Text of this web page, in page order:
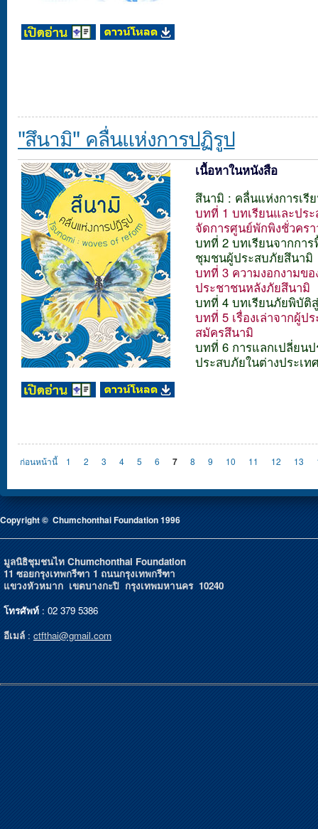
"สึนามิ" คลื่นแห่งการปฏิรูป
เนื้อหาในหนังสือ
สึนามิ : คลื่นแห่งการเรี
บทที่ 1 บทเรียนและปร
จัดการศูนย์พักพิงชั่วคร
บทที่ 2 บทเรียนจากกา
ชุมชนผู้ประสบภัยสึนามิ
บทที่ 3 ความงอกงามข
ประชาชนหลังภัยสึนามิ
บทที่ 4 บทเรียนภัยพิบัติ
บทที่ 5 เรื่องเล่าจากผู้ป
สมัครสึนามิ
บทที่ 6 การแลกเปลี่ยน
ประสบภัยในต่างประเท
Pages
ก่อนหน้านี้ 1 2 3 4 5 6 7 8 9 10 11 12 13
Copyright © Chumchonthai Foundation 1996
มูลนิธิชุมชนไท Chumchonthai Foundation
11 ซอยกรุงเทพกรีฑา 1 ถนนกรุงเทพกรีฑา
แขวงหัวหมาก เขตบางกะปิ กรุงเทพมหานคร 10240
โทรศัพท์ : 02 379 5386
อีเมล์ : ctfthai@gmail.com